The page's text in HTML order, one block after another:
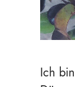
Ich